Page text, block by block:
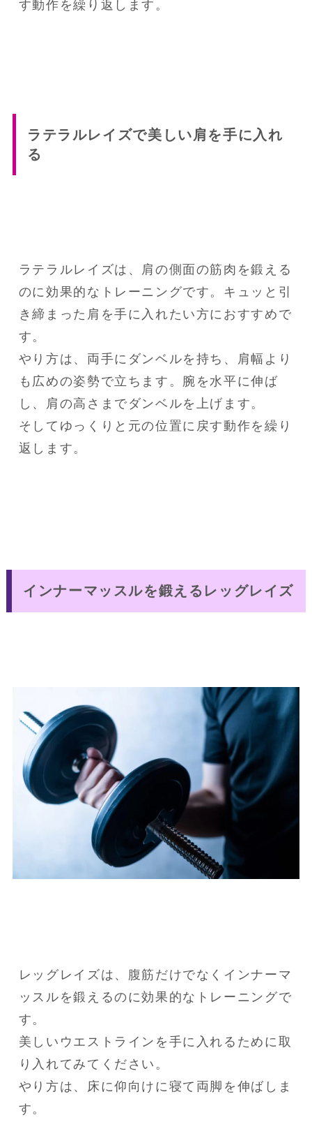
す動作を繰り返します。
ラテラルレイズで美しい肩を手に入れ
る
ラテラルレイズは、肩の側面の筋肉を鍛える
のに効果的なトレーニングです。キュッと引
き締まった肩を手に入れたい方におすすめで
す。
やり方は、両手にダンベルを持ち、肩幅より
も広めの姿勢で立ちます。腕を水平に伸ば
し、肩の高さまでダンベルを上げます。
そしてゆっくりと元の位置に戻す動作を繰り
インナーマッスルを鍛えるレッグレイズ
レッグレイズは、腹筋だけでなくインナーマ
ッスルを鍛えるのに効果的なトレーニングで
す。
美しいウエストラインを手に入れるために取
り入れてみてください。
やり方は、床に仰向けに寝て両脚を伸ばしま
す。